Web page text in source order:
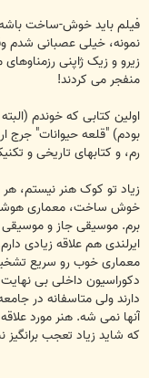
فیلم باید خوش-ساخت
نمونه، خیلی عصبانی شدم
زیرو و زیک ژاپنی
منفجر می کردند!
اولین کتابی که خوندم
بودم) "قلعه حیوانات" جرج
رم، و کتابهای تاریخی و
زیاد تو کوک هنر نیستم،
خوش ساخت، معماری
برم. موسیقی جاز و
ایرلندی هم علاقه زیادی
معماری خوب رو سریع
دکوراسیون داخلی بی نهایت
دارند ولی متاسفانه در
که شاید زیاد تعجب برانگیز